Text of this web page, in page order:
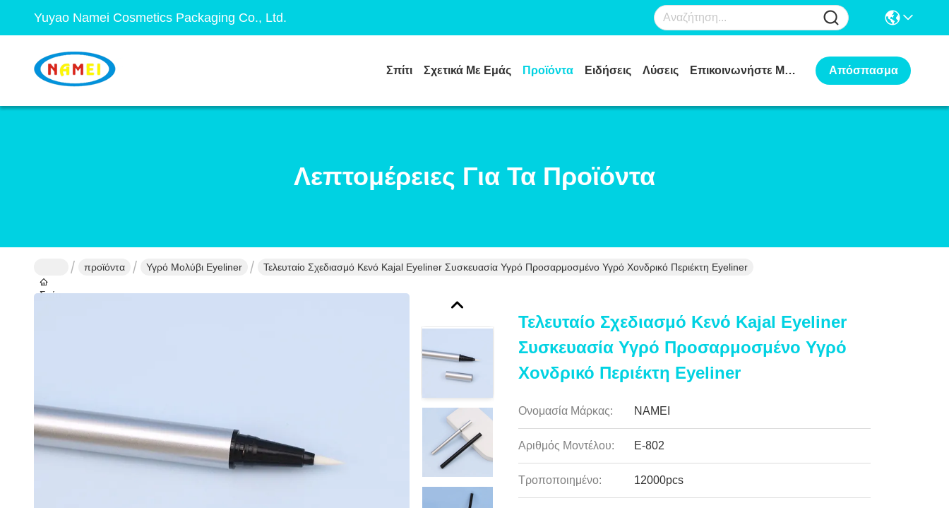
Yuyao Namei Cosmetics Packaging Co., Ltd.
Σπίτι Σχετικά Με Εμάς Προϊόντα Ειδήσεις Λύσεις Επικοινωνήστε Μαζί Μας Απόσπασμα
Λεπτομέρειες Για Τα Προϊόντα
Σπίτι
προϊόντα Υγρό Μολύβι Eyeliner Τελευταίο Σχεδιασμό Κενό Kajal Eyeliner Συσκευασία Υγρό Προσαρμοσμένο Υγρό Χονδρικό Περιέκτη Eyeliner
Τελευταίο Σχεδιασμό Κενό Kajal Eyeliner
Συσκευασία Υγρό Προσαρμοσμένο Υγρό
Χονδρικό Περιέκτη Eyeliner
Ονομασία Μάρκας: NAMEI
Αριθμός Μοντέλου: Ε-802
Τροποποιημένο: 12000pcs